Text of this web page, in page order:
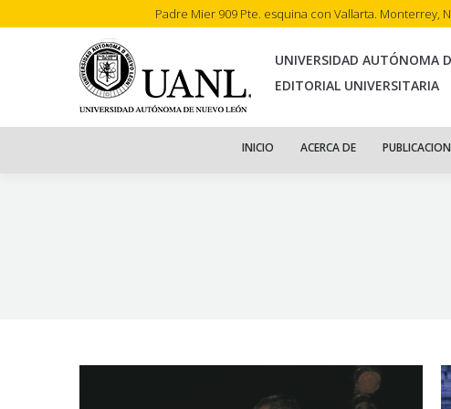
Padre Mier 909 Pte. esquina con Vallarta. Monterrey,
UNIVERSIDAD AUTÓNOMA
EDITORIAL UNIVERSITARIA
INICIO ACERCA DE
INICIO